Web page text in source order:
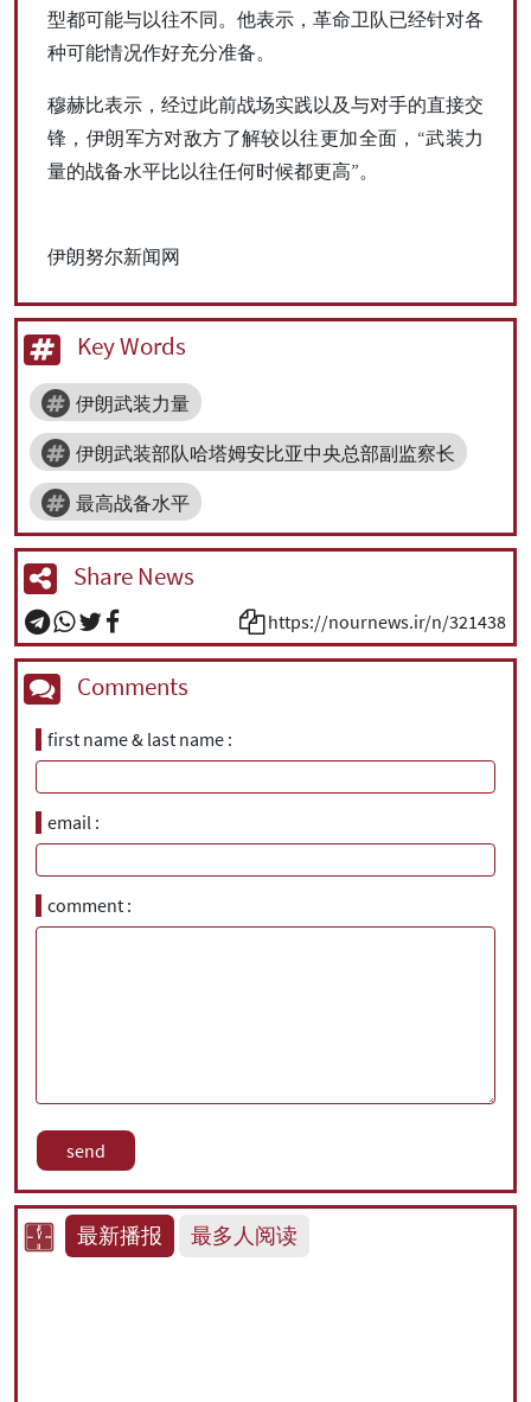
型都可能与以往不同。他表示，革命卫队已经针对各
种可能情况作好充分准备。
穆赫比表示，经过此前战场实践以及与对手的直接交
锋，伊朗军方对敌方了解较以往更加全面，“武装力
量的战备水平比以往任何时候都更高”。
伊朗努尔新闻网
Key Words
伊朗武装力量
伊朗武装部队哈塔姆安比亚中央总部副监察长
最高战备水平
Share News
https://nournews.ir/n/321438
Comments
first name & last name
email
comment
最新播报 最多人阅读